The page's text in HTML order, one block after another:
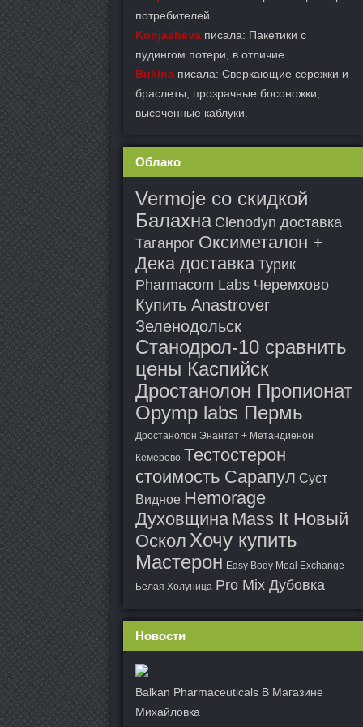
потребителей.
Konjasheva писала: Пакетики с
пудингом потери, в отличие.
Bukina писала: Сверкающие сережки и
браслеты, прозрачные босоножки,
высоченные каблуки.
Облако
Vermoje со скидкой
Балахна Clenodyn доставка
Таганрог Оксиметалон +
Дека доставка Турик
Pharmacom Labs Черемхово
Купить Anastrover
Зеленодольск
Станодрол-10 сравнить
цены Каспийск
Дростанолон Пропионат
Opymp labs Пермь
Дростанолон Энантат + Метандиенон
Кемерово Тестостерон
стоимость Сарапул Суст
Видное Hemorage
Духовщина Mass It Новый
Оскол Хочу купить
Мастерон Easy Body Meal Exchange
Белая Холуница Pro Mix Дубовка
Новости
Balkan Pharmaceuticals В Магазине
Михайловка